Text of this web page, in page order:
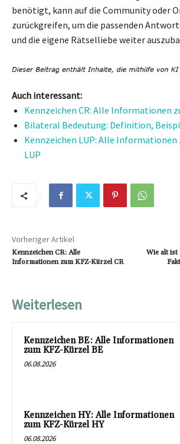
benötigt, kann auf die Community oder
zurückgreifen, um die passenden
und die eigene Rätselliebe weiter
Auch interessant:
Kennzeichen CR: Alle Informationen
Bilateral Bedeutung: Definition,
Kennzeichen LUP: Alle Informationen
LUP
Vorheriger Artikel
Kennzeichen CR: Alle
Informationen zum KFZ-Kürzel CR
Wie alt ist
Weiterlesen
Kennzeichen BE: Alle Informationen
zum KFZ-Kürzel BE
06.08.2026
Kennzeichen HY: Alle Informationen
zum KFZ-Kürzel HY
06.08.2026